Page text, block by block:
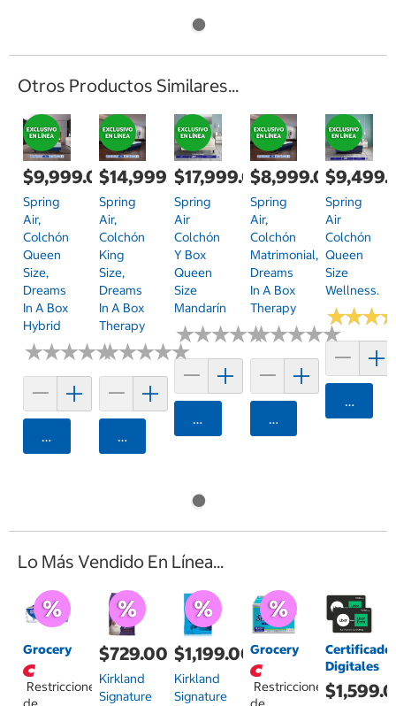
Otros Productos Similares...
$9,999.00
Spring
Air,
Colchón
Queen
Size,
Dreams
In A Box
Hybrid
★★★★★
★★★★★
Agregar
$14,999.00
Spring
Air,
Colchón
King
Size,
Dreams
In A Box
Therapy
★★★★★
★★★★★
Agregar
$17,999.00
Spring
Air
Colchón
Y Box
Queen
Size
Mandarín
★★★★★
★★★★★
Agregar
$8,999.00
Spring
Air,
Colchón
Matrimonial,
Dreams
In A Box
Therapy
★★★★★
★★★★★
Agregar
Spring
Air
Colchón
Queen
Size
Wellness.
★★★
★★★
Lo Más Vendido En Línea...
Grocery
Restricciones
$729.00
Kirkland
Signature
$1,199.00
Kirkland
Signature
Grocery
Restricciones
Digitales